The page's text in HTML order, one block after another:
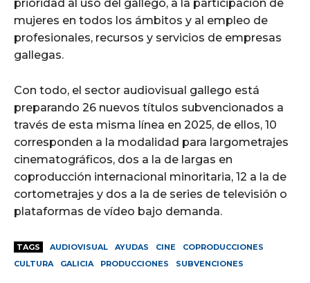
prioridad al uso del gallego, a la participación de
mujeres en todos los ámbitos y al empleo de
profesionales, recursos y servicios de empresas
gallegas.
Con todo, el sector audiovisual gallego está
preparando 26 nuevos títulos subvencionados a
través de esta misma línea en 2025, de ellos, 10
corresponden a la modalidad para largometrajes
cinematográficos, dos a la de largas en
coproducción internacional minoritaria, 12 a la de
cortometrajes y dos a la de series de televisión o
plataformas de vídeo bajo demanda.
TAGS AUDIOVISUAL AYUDAS CINE
COPRODUCCIONES
CULTURA
GALICIA PRODUCCIONES SUBVENCIONES